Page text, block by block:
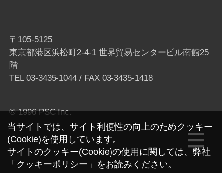
〒105-5125
東京都港区浜松町2-4-1 世界貿易センタービル南館25
階
TEL03-3435-1044/ FAX 03-3435-1418
© 1996 PSC Inc.
当サイトでは、サイト利便性の向上のためクッキー
(Cookie)を使用しています。
サイトのクッキー(Cookie)の使用に関しては、弊社
「 クッキーポリシー 」をお読みください。